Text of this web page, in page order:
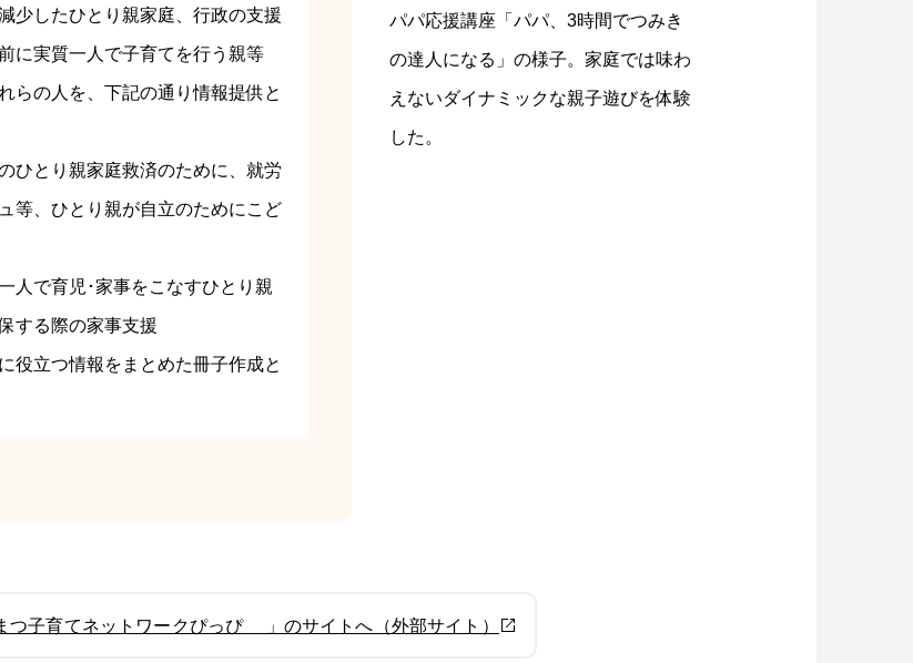
少したひとり親家庭、行政の支援
に実質一人で子育てを行う親等
らの人を、下記の通り情報提供と
ひとり親家庭救済のために、就労
等、ひとり親が自立のためにこど
人で育児･家事をこなすひとり親
する際の家事支援
役立つ情報をまとめた冊子作成と
パパ応援講座「パパ、3時間でつみき
の達人になる」の様子。家庭では味わ
えないダイナミックな親子遊びを体験
した。
つ子育てネットワークぴっぴ 」のサイトへ（外部サイト）